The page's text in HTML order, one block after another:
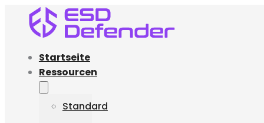
Startseite
Ressourcen
Standard